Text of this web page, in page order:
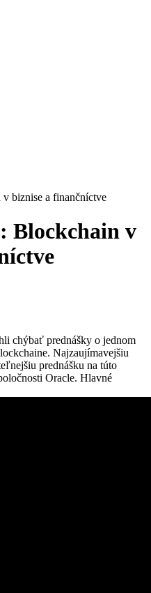
biznise a finančníctve
Blockchain v
chýbať prednášky o jednom
Najzaujímavejšiu
prednášku na túto
Oracle. Hlavné